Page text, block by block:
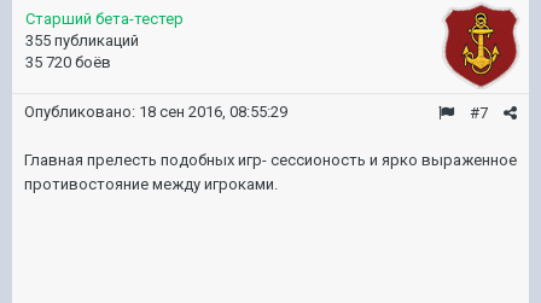
Старший бета-тестер
355 публикаций
35 720 боёв
#7
Опубликовано: 18 сен 2016, 08:55:29
Главная прелесть подобных игр- сессионость и ярко выраженное
противостояние между игроками.